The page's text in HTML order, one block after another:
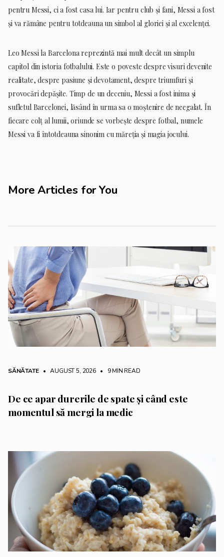
pentru Messi, ci a fost casa lui. Iar pentru club și fani, Messi a fost
și va rămâne pentru totdeauna un simbol al gloriei și al excelenței.
Leo Messi la Barcelona reprezintă mai mult decât un simplu
capitol din istoria fotbalului. Este o poveste despre visuri devenite
realitate, despre pasiune și devotament, despre triumfuri și
provocări depășite. Timp de un deceniu, Messi a fost inima și
sufletul Barcelonei, lăsând în urma sa o moștenire de neegalat. În
fiecare colț al lumii, oriunde se vorbește despre fotbal, numele
Messi va fi întotdeauna sinonim cu măreția și magia jocului.
More Articles for You
SĂNĂTATE • AUGUST 5, 2026 • 9 MIN READ
De ce apar durerile de spate și când este
momentul să mergi la medic